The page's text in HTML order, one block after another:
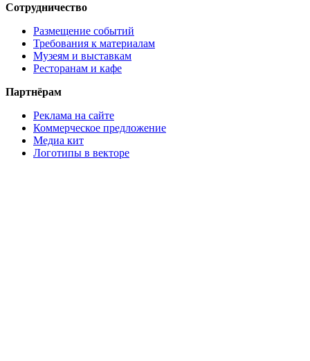
Сотрудничество
Размещение событий
Требования к материалам
Музеям и выставкам
Ресторанам и кафе
Партнёрам
Реклама на сайте
Коммерческое предложение
Медиа кит
Логотипы в векторе